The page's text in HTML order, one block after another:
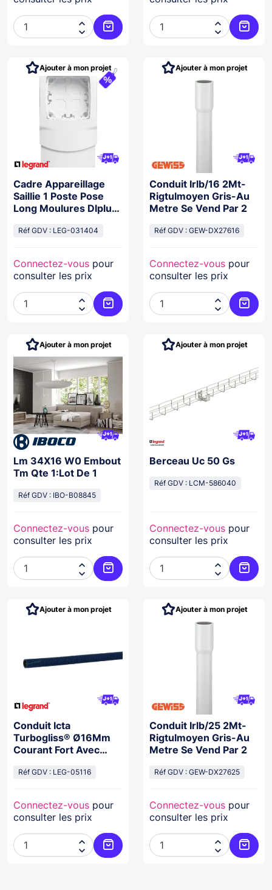


Ajouter au panier


Cadre Appareillage
Saillie 1 Poste Pose
Long Moulures Dlplus
Réf GDV : LEG-031404
Connectez-vous pour
consulter les prix


Ajouter au panier
Ajouter à mon projet
Conduit Irlb/16 2Mt-
Rigtulmoyen Gris-Au
Metre Se Vend Par 2
Réf GDV : GEW-DX27616
Connectez-vous pour
consulter les prix


Ajouter à mon projet
Lm 34X16 W0 Embout
Tm Qte 1:Lot De 1
Réf GDV : IBO-B08845
Connectez-vous pour
consulter les prix


Ajouter au panier
Ajouter à mon projet
Berceau Uc 50 Gs
Réf GDV : LCM-586040
Connectez-vous pour
consulter les prix


Ajouter à mon projet
Conduit Icta
Turbogliss® Ø16Mm
Courant Fort Avec
Métrique
Réf GDV : LEG-05116
Connectez-vous pour
consulter les prix


Ajouter au panier
Ajouter à mon projet
Conduit Irlb/25 2Mt-
Rigtulmoyen Gris-Au
Metre Se Vend Par 2
Réf GDV : GEW-DX27625
Connectez-vous pour
consulter les prix


Ajouter à mon projet